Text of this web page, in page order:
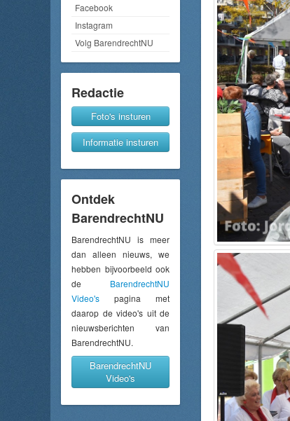
Facebook
Instagram
Volg BarendrechtNU
Redactie
Foto's insturen
Informatie insturen
Ontdek
BarendrechtNU
BarendrechtNU is meer
dan alleen nieuws, we
hebben bijvoorbeeld ook
de BarendrechtNU
Video's pagina met
daarop de video's uit de
nieuwsberichten van
BarendrechtNU.
BarendrechtNU
Video's